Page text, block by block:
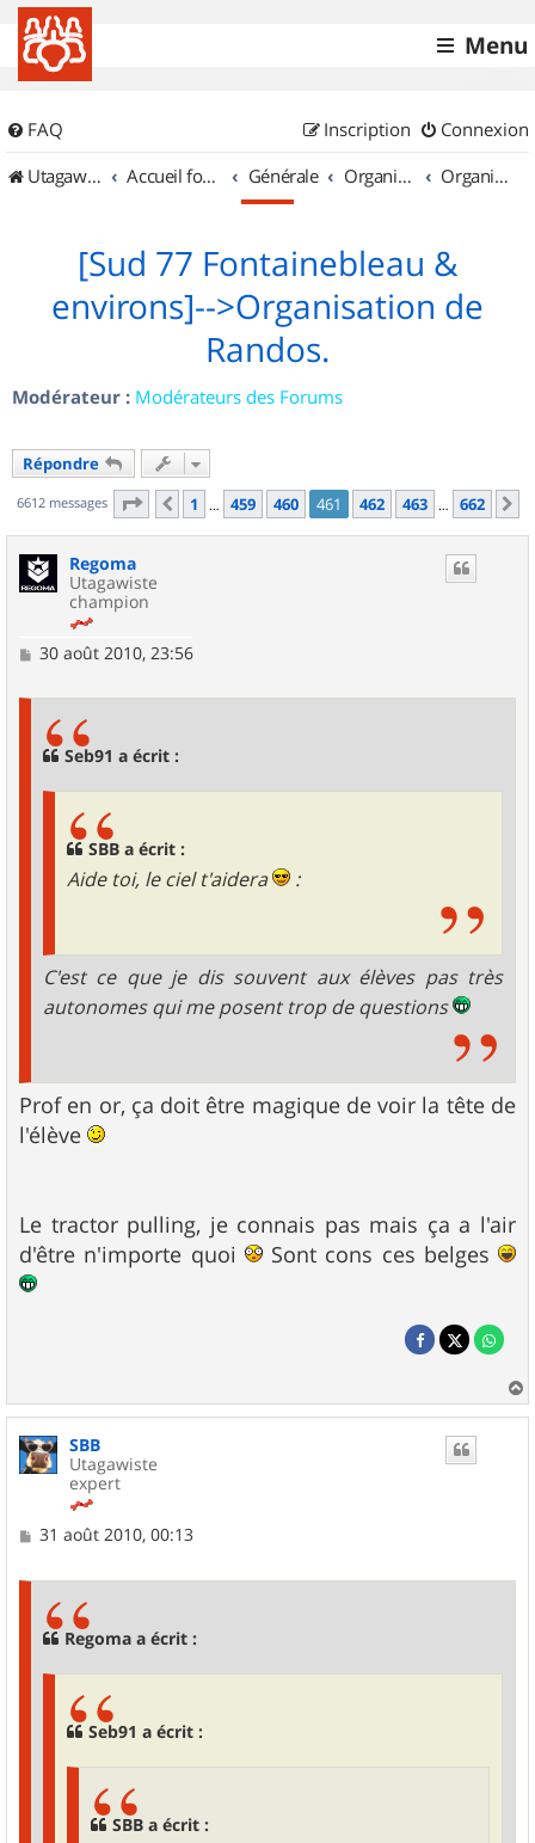
Menu
FAQ Connexion
Inscription
UtagawaVTT (Randos VTT et VTTAE avec traces GPS)
Accueil forum Générale Organisation de sorties & Recherche de partenaires Organisation de sorties en région Île de France
[Sud 77 Fontainebleau &
environs]-->Organisation de
Randos.
Modérateur : Modérateurs des Forums
Répondre
6612 messages Page 461 sur662
Précédent
1 … 459 460 461 462 463 … 662
Regoma
Utagawiste
champion
M
30 août 2010, 23:56
Seb91 a écrit :
SBB a écrit :
Aide toi, le ciel t'aidera :
C'est ce que je dis souvent aux élèves pas très
autonomes qui me posent trop de questions
Prof en or, ça doit être magique de voir la tête de
l'élève
Le tractor pulling, je connais pas mais ça a l'air
d'être n'importe quoi
Sont cons ces belges
a
SBB
Utagawiste
expert
M
31 août 2010, 00:13
Regoma a écrit :
Seb91 a écrit :
SBB a écrit :